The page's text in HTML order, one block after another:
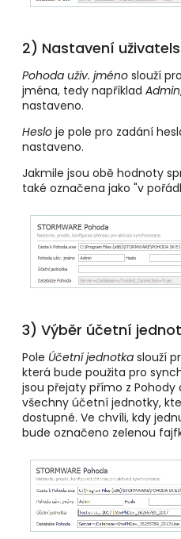
2) Nastavení
Pohoda uživ. jméno slouží
jména, tedy například Admin
nastaveno.
Heslo je pole pro zadání
nastaveno.
Jakmile jsou obě hodnoty
také označena jako "v
3) Výběr účetní
Pole Účetní jednotka slouží
která bude použita pro
jsou přejaty přímo z
všechny účetní jednotky,
dostupné. Ve chvíli, kdy
bude označeno zelenou